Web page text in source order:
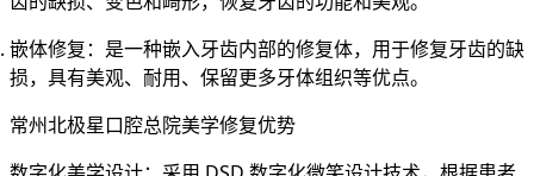
嵌体修复：是一种嵌入牙齿内部的修复体，用于修复牙齿的缺
损，具有美观、耐用、保留更多牙体组织等优点。
常州北极星口腔总院美学修复优势